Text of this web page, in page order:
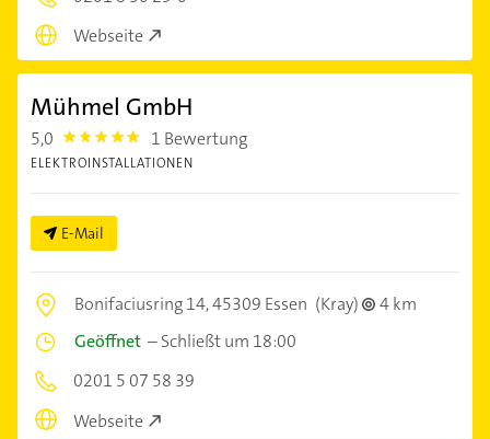
Webseite
Mühmel GmbH
5,0 5.0 1 Bewertung
ELEKTROINSTALLATIONEN
E-Mail
Bonifaciusring 14,45309 Essen (Kray)
4 km
Geöffnet –Schließt um 18:00
0201 5 07 58 39
Webseite